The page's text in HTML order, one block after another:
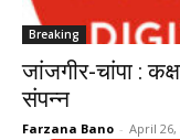
Breaking
जांजगीर-चांपा :
संपन्न
Farzana Bano - April 26,